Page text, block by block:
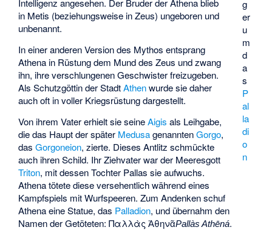
g
er
u
m
d
a
s
P
al
la
di
o
n
Intelligenz angesehen. Der Bruder der Athena blieb
in Metis (beziehungsweise in Zeus) ungeboren und
unbenannt.
In einer anderen Version des Mythos entsprang
Athena in Rüstung dem Mund des Zeus und zwang
ihn, ihre verschlungenen Geschwister freizugeben.
Als Schutzgöttin der StadtAthenwurde sie daher
auch oft in voller Kriegsrüstung dargestellt.
Von ihrem Vater erhielt sie seineAigis als Leihgabe,
die das Haupt der später MedusagenanntenGorgo,
dasGorgoneion, zierte. Dieses Antlitz schmückte
auch ihren Schild. Ihr Ziehvater war der Meeresgott
Triton, mit dessen Tochter Pallas sie aufwuchs.
Athena tötete diese versehentlich während eines
Kampfspiels mit Wurfspeeren. Zum Andenken schuf
Athena eine Statue, das Palladion, und übernahm den
Namen der Getöteten:Παλλὰς ἈθηνᾶPallàs Athēná.